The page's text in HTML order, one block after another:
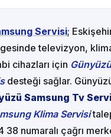
Servisi;
televizyon,
cihazları için
desteği sağlar.
Samsung Tv
Klima Servisi
numaralı çağrı